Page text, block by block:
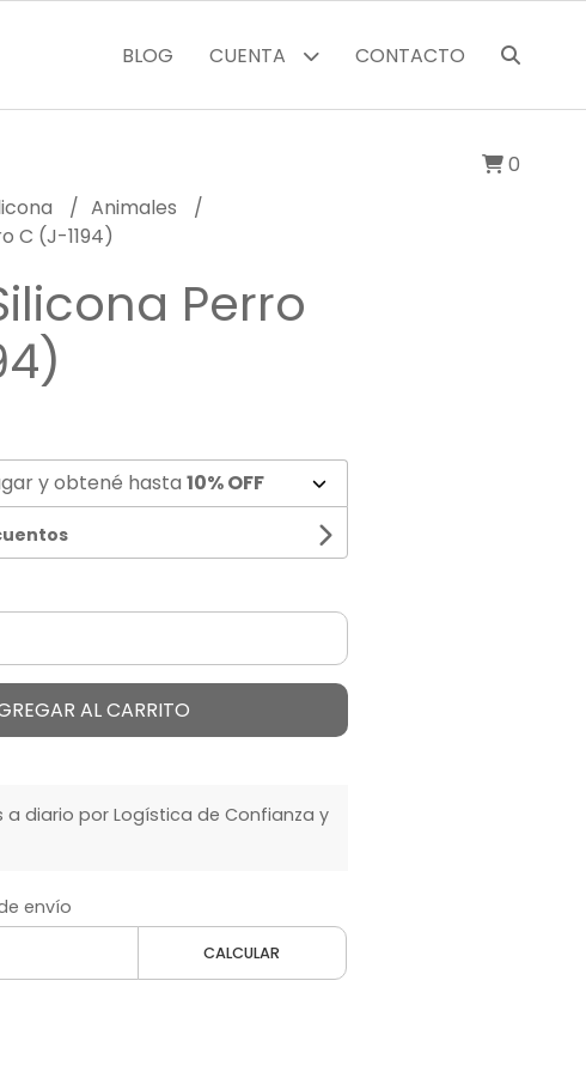
BLOG CUENTA CONTACTO
0
Animales
C (J-1194)
Perro
y obtené hasta 10% OFF
AL CARRITO
a diario por Logística de Confianza y
envío
CALCULAR